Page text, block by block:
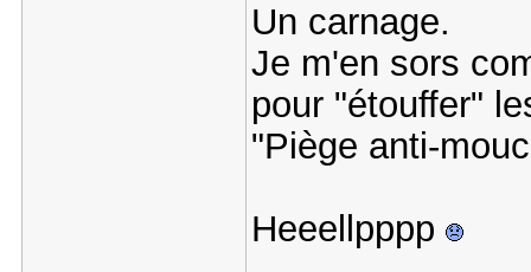
Un carnage.
Je m'en sors
pour "étouffer"
"Piège anti-
Heeellpppp